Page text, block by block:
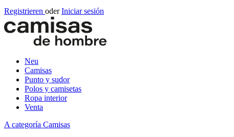
Registrieren oder Iniciar sesión
Neu
Camisas
Punto y sudor
Polos y camisetas
Ropa interior
Venta
A categoría Camisas